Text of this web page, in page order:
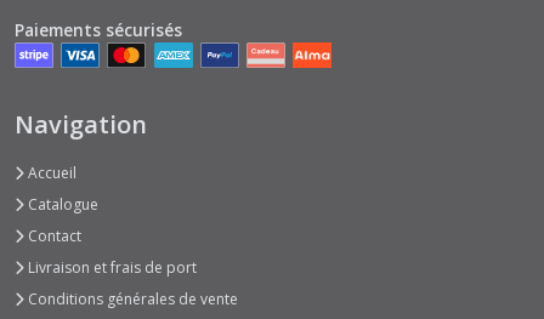
Paiements sécurisés
Navigation
Accueil
Catalogue
Contact
Livraison et frais de port
Conditions générales de vente